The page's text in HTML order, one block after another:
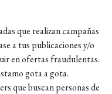
que realizan campañas
a tus publicaciones y/o
en ofertas fraudulentas.
gota a gota.
que buscan personas de